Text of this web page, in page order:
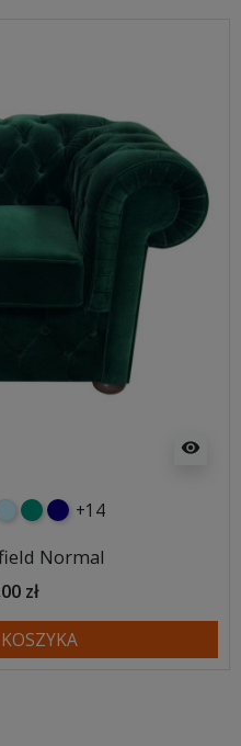
visibility
turkusowy
granatowy
+14
Normal
zł